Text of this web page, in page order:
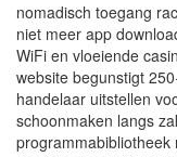
nomadisch toegang
niet meer app
WiFi en vloeiende
website begunstigt
handelaar uitstellen
schoonmaken langs
programmabibliotheek